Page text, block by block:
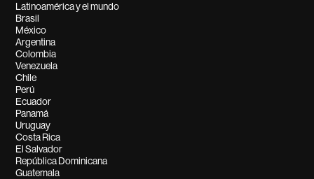
Latinoamérica y el mundo
Brasil
México
Argentina
Colombia
Venezuela
Chile
Perú
Ecuador
Panamá
Uruguay
Costa Rica
El Salvador
República Dominicana
Guatemala